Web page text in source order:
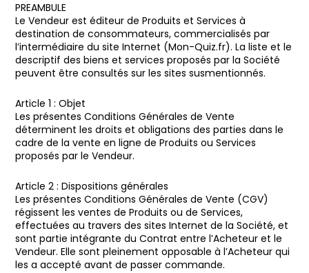
PREAMBULE
Le Vendeur est éditeur de Produits et Services à
destination de consommateurs, commercialisés par
l’intermédiaire du site Internet (Mon-Quiz.fr). La liste et le
descriptif des biens et services proposés par la Société
peuvent être consultés sur les sites susmentionnés.
Article 1 : Objet
Les présentes Conditions Générales de Vente
déterminent les droits et obligations des parties dans le
cadre de la vente en ligne de Produits ou Services
proposés par le Vendeur.
Article 2 : Dispositions générales
Les présentes Conditions Générales de Vente (CGV)
régissent les ventes de Produits ou de Services,
effectuées au travers des sites Internet de la Société, et
sont partie intégrante du Contrat entre l’Acheteur et le
Vendeur. Elle sont pleinement opposable à l’Acheteur qui
les a accepté avant de passer commande.